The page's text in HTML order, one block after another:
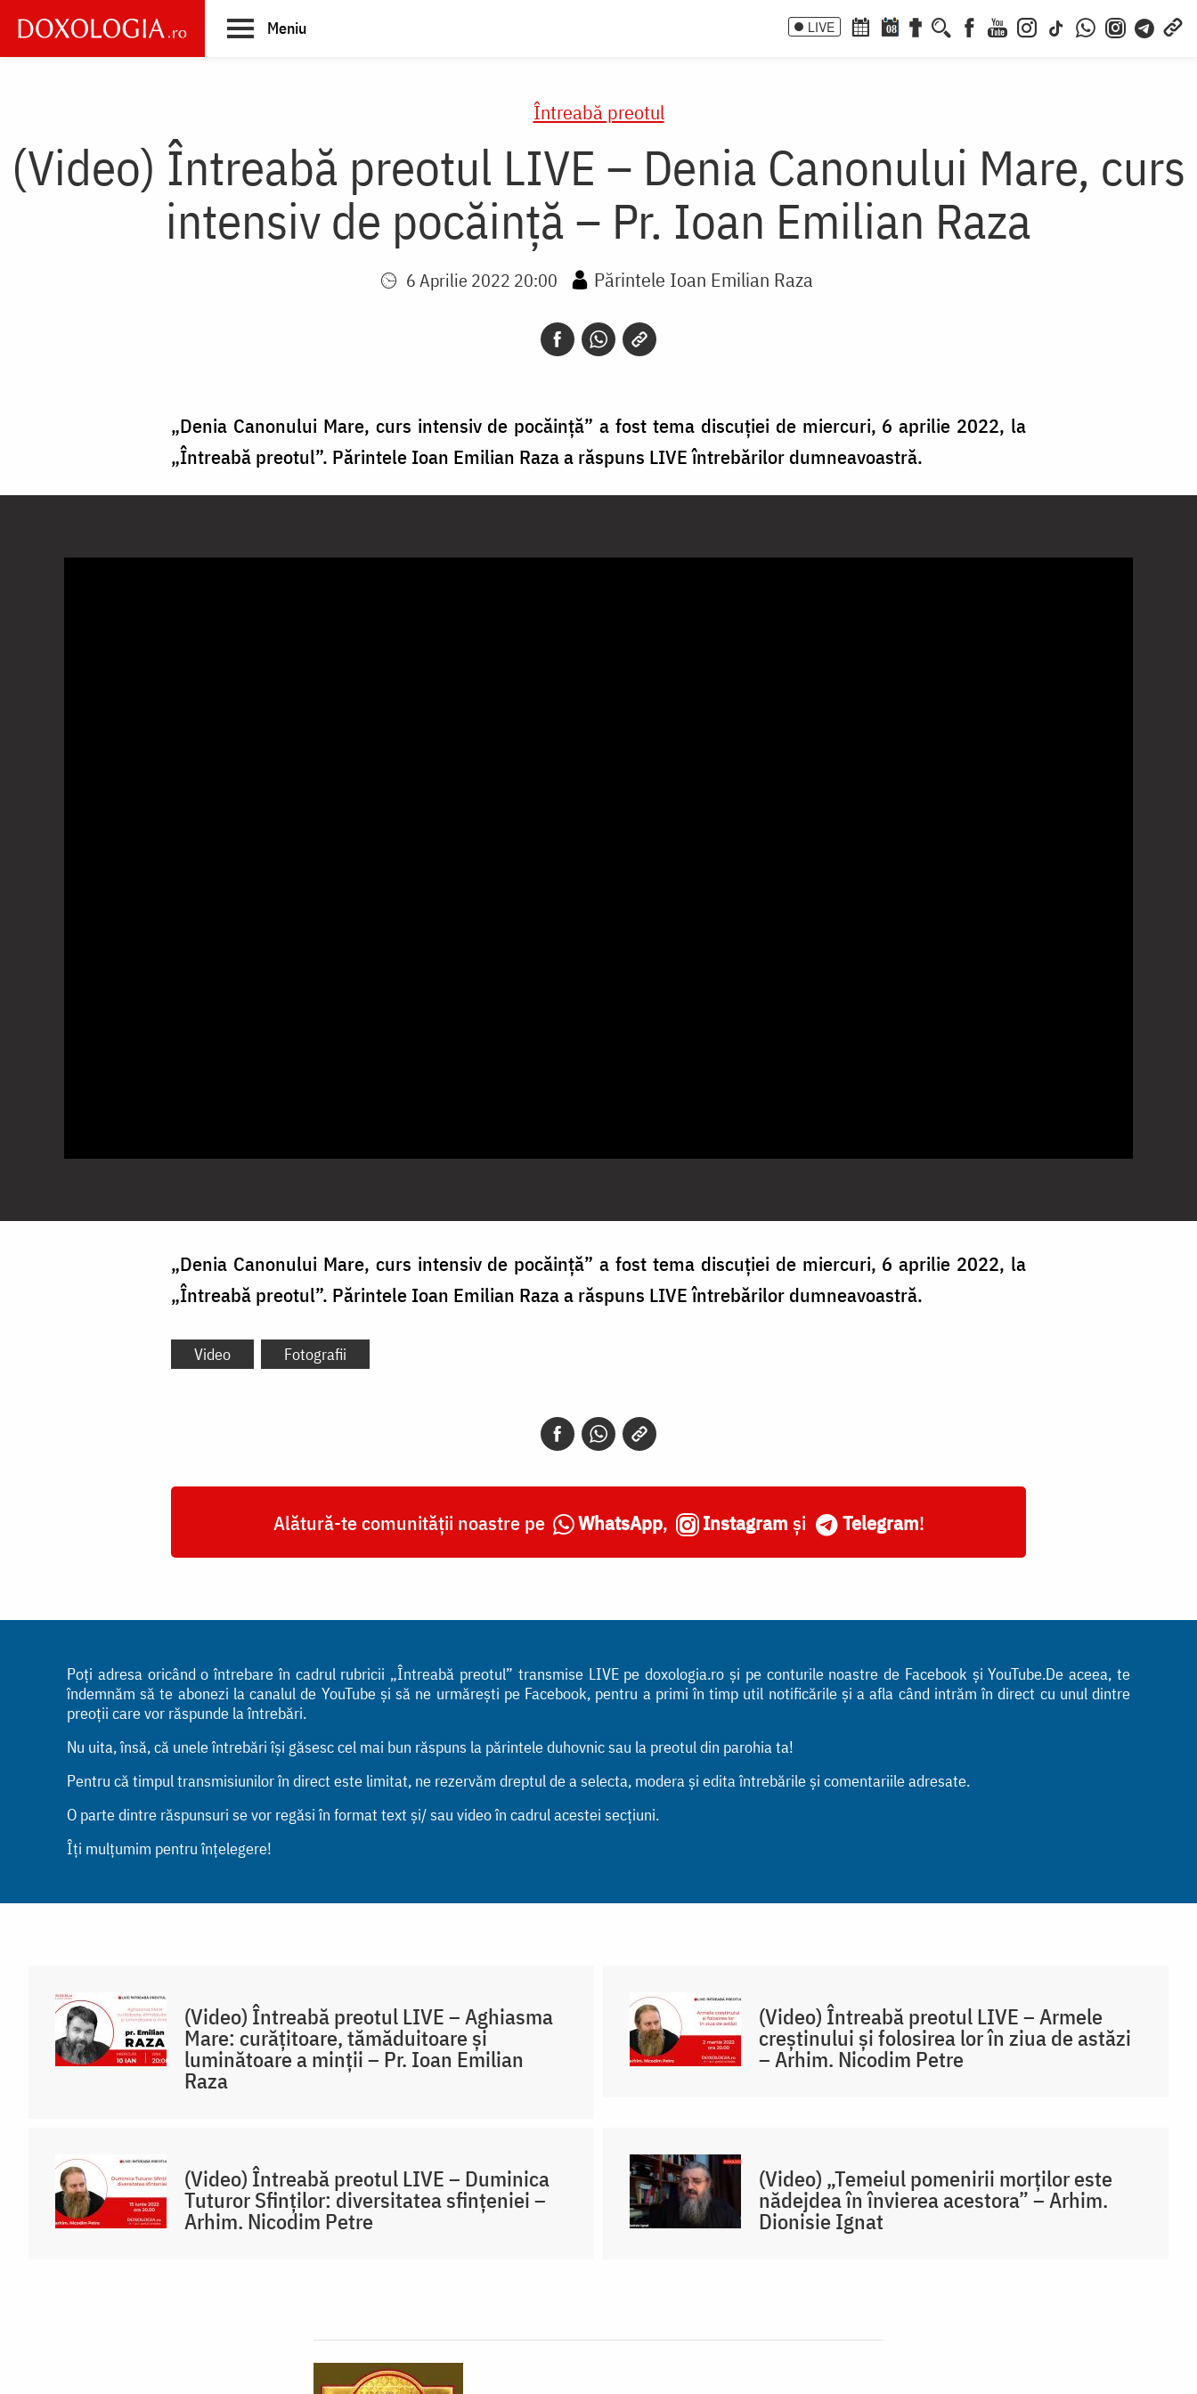
main
Meniu LIVE 08
Întreabă preotul
(Video) Întreabă preotul LIVE – Denia Canonului Mare, curs
intensiv de pocăință – Pr. Ioan Emilian Raza
6 Aprilie 2022 20:00 Părintele Ioan Emilian Raza
„Denia Canonului Mare, curs intensiv de pocăință” a fost tema discuției de miercuri, 6 aprilie 2022, la
„Întreabă preotul”. Părintele Ioan Emilian Raza a răspuns LIVE întrebărilor dumneavoastră.
„Denia Canonului Mare, curs intensiv de pocăință” a fost tema discuției de miercuri, 6 aprilie 2022, la
„Întreabă preotul”. Părintele Ioan Emilian Raza a răspuns LIVE întrebărilor dumneavoastră.
Video Fotografii
Alătură-te comunității noastre pe WhatsApp, Instagram și Telegram!
Poți adresa oricând o întrebare în cadrul rubricii „Întreabă preotul” transmise LIVE pe doxologia.ro și pe conturile noastre de Facebook și YouTube.De aceea, te
îndemnăm să te abonezi la canalul de YouTube și să ne urmărești pe Facebook, pentru a primi în timp util notificările și a afla când intrăm în direct cu unul dintre
preoții care vor răspunde la întrebări.
Nu uita, însă, că unele întrebări își găsesc cel mai bun răspuns la părintele duhovnic sau la preotul din parohia ta!
Pentru că timpul transmisiunilor în direct este limitat, ne rezervăm dreptul de a selecta, modera și edita întrebările și comentariile adresate.
O parte dintre răspunsuri se vor regăsi în format text și/ sau video în cadrul acestei secțiuni.
Îți mulțumim pentru înțelegere!
(Video) Întreabă preotul LIVE – Aghiasma
Mare: curățitoare, tămăduitoare și
luminătoare a minții – Pr. Ioan Emilian
Raza
(Video) Întreabă preotul LIVE – Armele
creștinului și folosirea lor în ziua de astăzi
– Arhim. Nicodim Petre
(Video) Întreabă preotul LIVE – Duminica
Tuturor Sfinților: diversitatea sfințeniei –
Arhim. Nicodim Petre
(Video) „Temeiul pomenirii morților este
nădejdea în învierea acestora” – Arhim.
Dionisie Ignat